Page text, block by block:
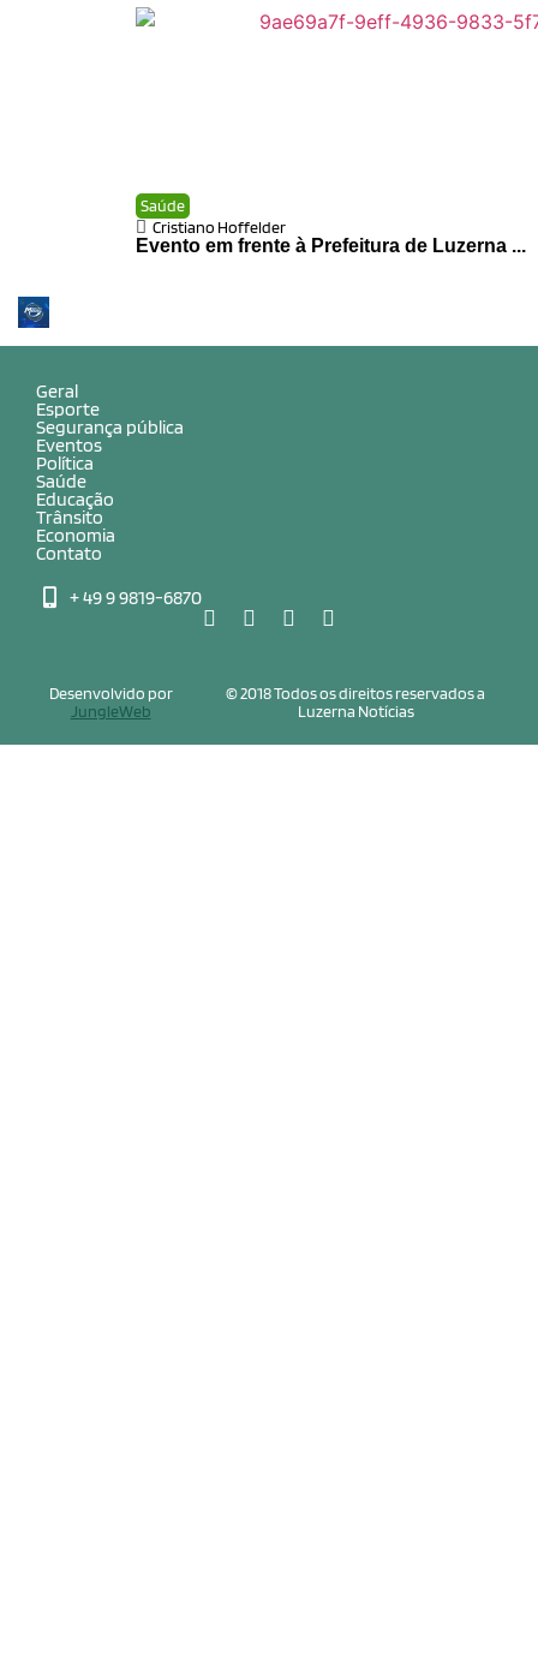
Saúde
Cristiano Hoffelder
Evento em frente à Prefeitura de Luzerna ...
Geral
Esporte
Segurança pública
Eventos
Política
Saúde
Educação
Trânsito
Economia
Contato
+ 49 9 9819-6870
© 2018 Todos os direitos reservados a
Luzerna Notícias
Desenvolvido por
JungleWeb